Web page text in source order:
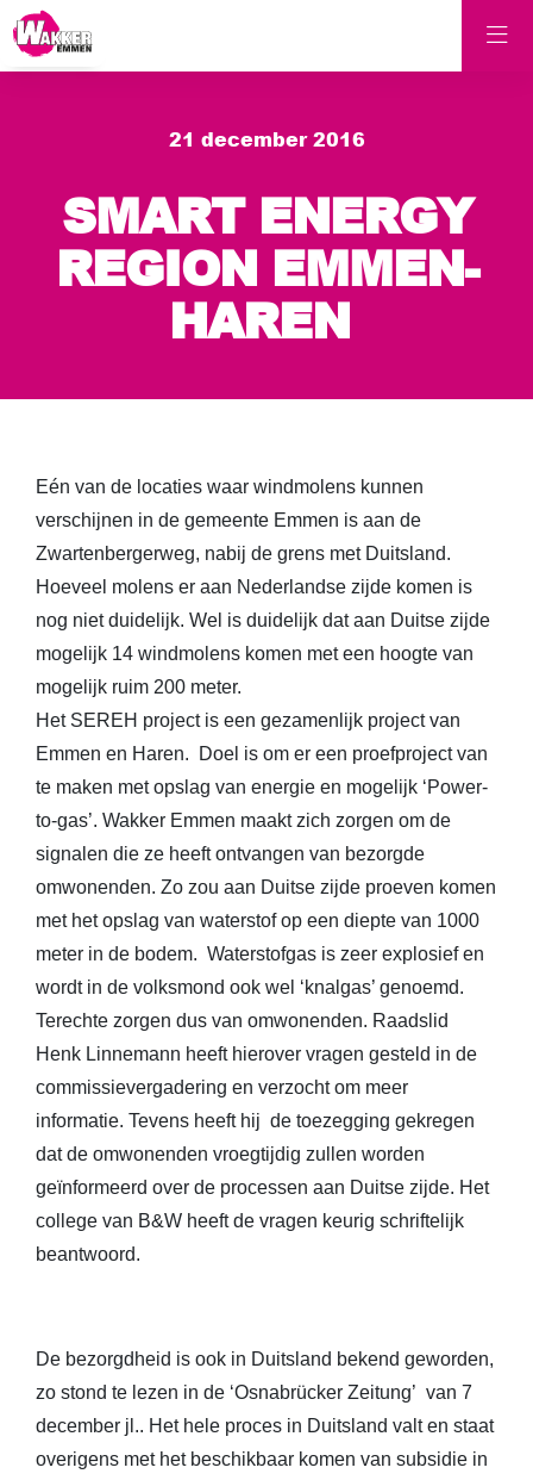
21 december 2016
SMART ENERGY
REGION EMMEN-
HAREN
Eén van de locaties waar windmolens kunnen
verschijnen in de gemeente Emmen is aan de
Zwartenbergerweg, nabij de grens met Duitsland.
Hoeveel molens er aan Nederlandse zijde komen is
nog niet duidelijk. Wel is duidelijk dat aan Duitse zijde
mogelijk 14 windmolens komen met een hoogte van
mogelijk ruim 200 meter.
Het SEREH project is een gezamenlijk project van
Emmen en Haren. Doel is om er een proefproject van
te maken met opslag van energie en mogelijk ‘Power-
to-gas’. Wakker Emmen maakt zich zorgen om de
signalen die ze heeft ontvangen van bezorgde
omwonenden. Zo zou aan Duitse zijde proeven komen
met het opslag van waterstof op een diepte van 1000
meter in de bodem. Waterstofgas is zeer explosief en
wordt in de volksmond ook wel ‘knalgas’ genoemd.
Terechte zorgen dus van omwonenden. Raadslid
Henk Linnemann heeft hierover vragen gesteld in de
commissievergadering en verzocht om meer
informatie. Tevens heeft hij de toezegging gekregen
dat de omwonenden vroegtijdig zullen worden
geïnformeerd over de processen aan Duitse zijde. Het
college van B&W heeft de vragen keurig schriftelijk
beantwoord.
De bezorgdheid is ook in Duitsland bekend geworden,
zo stond te lezen in de ‘Osnabrücker Zeitung’ van 7
december jl.. Het hele proces in Duitsland valt en staat
overigens met het beschikbaar komen van subsidie in